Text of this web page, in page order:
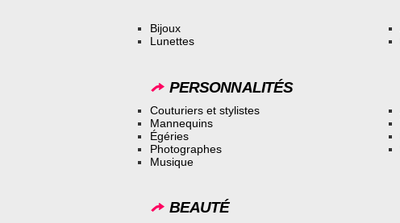
Bijoux
Lunettes
PERSONNALITÉS
Couturiers et stylistes
Mannequins
Égéries
Photographes
Musique
BEAUTÉ